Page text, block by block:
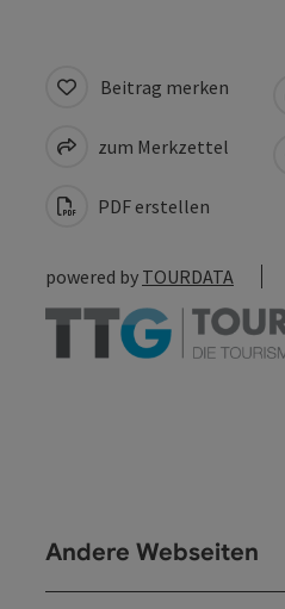
Beitrag merken
zum Merkzettel
PDF erstellen
powered by TOURDATA
Andere Webseiten